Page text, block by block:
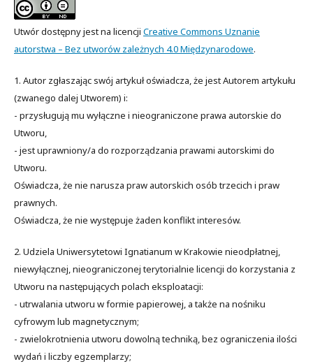
Utwór dostępny jest na licencji Creative Commons Uznanie
autorstwa – Bez utworów zależnych 4.0 Międzynarodowe.
1. Autor zgłaszając swój artykuł oświadcza, że jest Autorem artykułu
(zwanego dalej Utworem) i:
- przysługują mu wyłączne i nieograniczone prawa autorskie do
Utworu,
- jest uprawniony/a do rozporządzania prawami autorskimi do
Utworu.
Oświadcza, że nie narusza praw autorskich osób trzecich i praw
prawnych.
Oświadcza, że nie występuje żaden konflikt interesów.
2. Udziela Uniwersytetowi Ignatianum w Krakowie nieodpłatnej,
niewyłącznej, nieograniczonej terytorialnie licencji do korzystania z
Utworu na następujących polach eksploatacji:
- utrwalania utworu w formie papierowej, a także na nośniku
cyfrowym lub magnetycznym;
- zwielokrotnienia utworu dowolną techniką, bez ograniczenia ilości
wydań i liczby egzemplarzy;